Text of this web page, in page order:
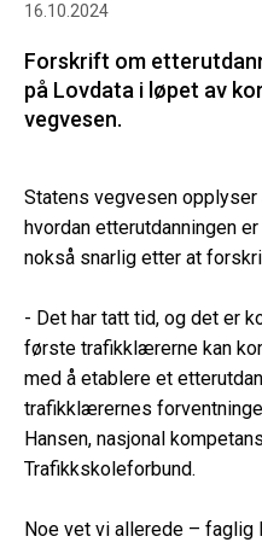
16.10.2024
Forskrift om
på Lovdata i løpet av
vegvesen.
Statens vegvesen
hvordan etterutdanningen
nokså snarlig etter at
- Det har tatt tid, og det er
første trafikklærerne kan
med å etablere et
trafikklærernes
Hansen, nasjonal
Trafikkskoleforbund.
Noe vet vi allerede – faglig